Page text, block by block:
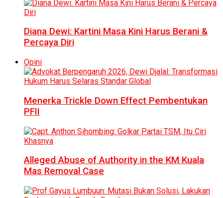
Diana Dewi: Kartini Masa Kini Harus Berani &
Percaya Diri
Opini
Menerka Trickle Down Effect Pembentukan
PFII
Alleged Abuse of Authority in the KM Kuala
Mas Removal Case